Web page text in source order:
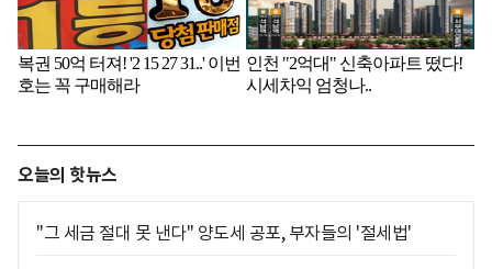
오늘의 핫뉴스
"그 세금 절대 못 낸다" 양도세 공포, 부자들의 '절세법'